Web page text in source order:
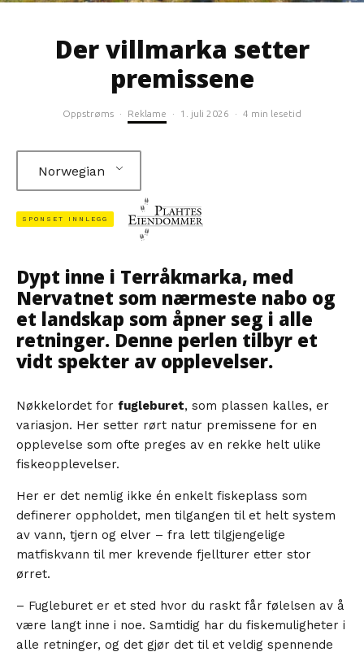
Der villmarka setter
premissene
Oppstrøms · Reklame · 1. juli 2026 · 4 min lesetid
Norwegian
SPONSET INNLEGG
Dypt inne i Terråkmarka, med
Nervatnet som nærmeste nabo og
et landskap som åpner seg i alle
retninger. Denne perlen tilbyr et
vidt spekter av opplevelser.
Nøkkelordet for fugleburet, som plassen kalles, er
variasjon. Her setter rørt natur premissene for en
opplevelse som ofte preges av en rekke helt ulike
fiskeopplevelser.
Her er det nemlig ikke én enkelt fiskeplass som
definerer oppholdet, men tilgangen til et helt system
av vann, tjern og elver – fra lett tilgjengelige
matfiskvann til mer krevende fjellturer etter stor
ørret.
– Fugleburet er et sted hvor du raskt får følelsen av å
være langt inne i noe. Samtidig har du fiskemuligheter i
alle retninger, og det gjør det til et veldig spennende